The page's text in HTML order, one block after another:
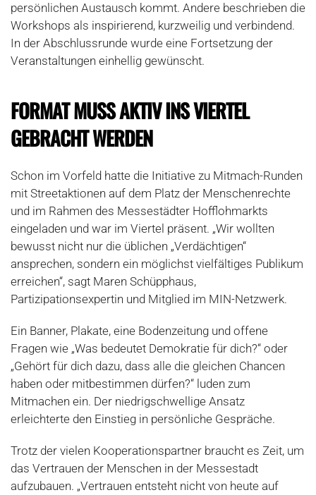
persönlichen Austausch kommt. Andere beschrieben die
Workshops als inspirierend, kurzweilig und verbindend.
In der Abschlussrunde wurde eine Fortsetzung der
Veranstaltungen einhellig gewünscht.
FORMAT MUSS AKTIV INS VIERTEL
GEBRACHT WERDEN
Schon im Vorfeld hatte die Initiative zu Mitmach-Runden
mit Streetaktionen auf dem Platz der Menschenrechte
und im Rahmen des Messestädter Hofflohmarkts
eingeladen und war im Viertel präsent. „Wir wollten
bewusst nicht nur die üblichen „Verdächtigen“
ansprechen, sondern ein möglichst vielfältiges Publikum
erreichen“, sagt Maren Schüpphaus,
Partizipationsexpertin und Mitglied im MIN-Netzwerk.
Ein Banner, Plakate, eine Bodenzeitung und offene
Fragen wie „Was bedeutet Demokratie für dich?“ oder
„Gehört für dich dazu, dass alle die gleichen Chancen
haben oder mitbestimmen dürfen?“ luden zum
Mitmachen ein. Der niedrigschwellige Ansatz
erleichterte den Einstieg in persönliche Gespräche.
Trotz der vielen Kooperationspartner braucht es Zeit, um
das Vertrauen der Menschen in der Messestadt
aufzubauen. „Vertrauen entsteht nicht von heute auf